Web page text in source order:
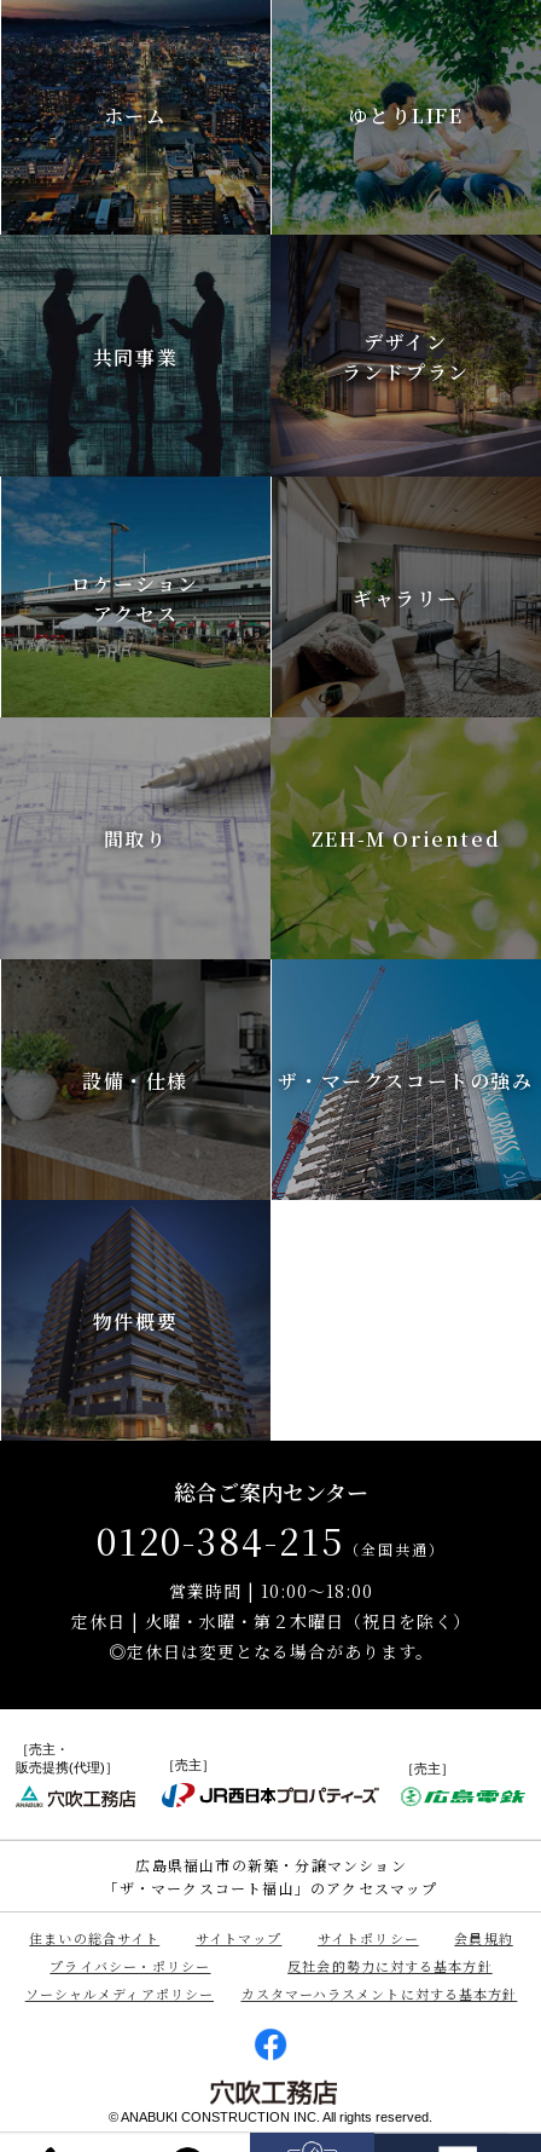
広島県福山市の新築・分譲マンション
「ザ・マークスコート福山」のアクセスマップ
ホーム ゆとりLIFE
共同事業
デザイン
ランドプラン
ロケーション
アクセス
ギャラリー
間取り ZEH-M Oriented
設備・仕様 ザ・マークスコートの強み
物件概要
総合ご案内センター
0120-384-215 （全国共通）
営業時間 | 10:00～18:00
定休日 | 火曜・水曜・第２木曜日（祝日を除く）
◎定休日は変更となる場合があります。
［売主・
販売提携(代理)］
［売主］ ［売主］
住まいの総合サイト サイトマップ サイトポリシー
会員規約
プライバシー・ポリシー
反社会的勢力に対する基本方針
ソーシャルメディアポリシー
カスタマーハラスメントに対する基本方針
© ANABUKI CONSTRUCTION INC. All rights reserved.